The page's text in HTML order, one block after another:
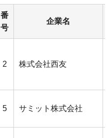
番
号
企業名
2 株式会社西友
5 サミット株式会社